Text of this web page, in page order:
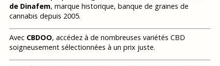
de Dinafem, marque historique, banque de graines de
cannabis depuis 2005.
Avec CBDOO, accédez à de nombreuses variétés CBD
soigneusement sélectionnées à un prix juste.